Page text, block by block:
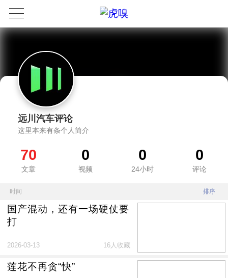
远川汽车评论
这里本来有条个人简介
70
文章
0
视频
0
24小时
0
评论
时间 排序
国产混动，还有一场硬仗要
打
2026-03-13 16人收藏
莲花不再贪“快”